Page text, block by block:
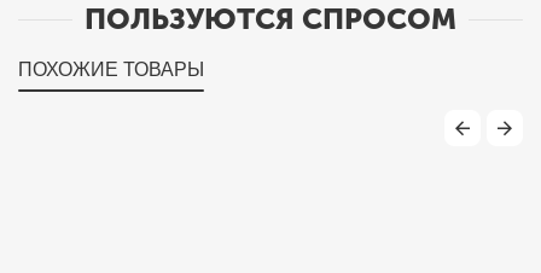
ПОЛЬЗУЮТСЯ СПРОСОМ
ПОХОЖИЕ ТОВАРЫ